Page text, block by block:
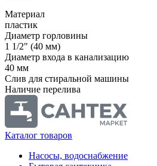
Материал
пластик
Диаметр горловины
1 1/2" (40 мм)
Диаметр входа в канализацию
40 мм
Слив для стиральной машины
Наличие перелива
Каталог товаров
Насосы, водоснабжение